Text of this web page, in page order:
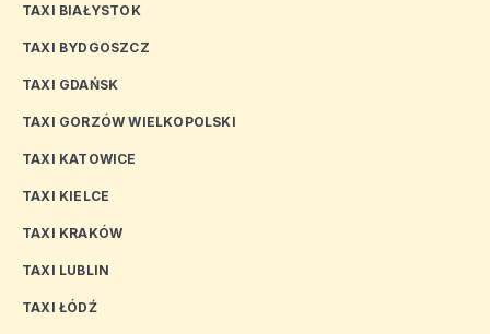
TAXI BIAŁYSTOK
TAXI BYDGOSZCZ
TAXI GDAŃSK
TAXI GORZÓW WIELKOPOLSKI
TAXI KATOWICE
TAXI KIELCE
TAXI KRAKÓW
TAXI LUBLIN
TAXI ŁÓDŹ